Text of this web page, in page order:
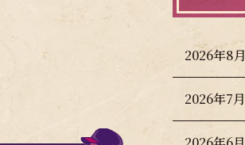
2026年8月
2026年7月